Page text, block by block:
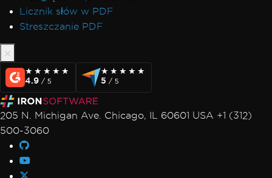
Licznik słów w PDF
Streszczanie PDF
★★★★★
★★★★★
4.9 / 5
★★★★★
★★★★★
5 / 5
205 N. Michigan Ave. Chicago, IL 60601 USA +1 (312)
500-3060